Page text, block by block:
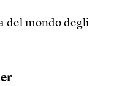
del mondo degli